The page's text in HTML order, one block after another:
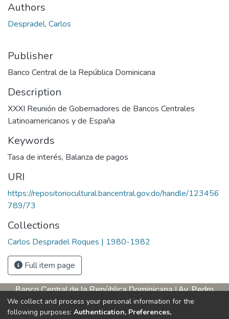
Authors
Despradel, Carlos
Publisher
Banco Central de la República Dominicana
Description
XXXI Reunión de Gobernadores de Bancos Centrales
Latinoamericanos y de España
Keywords
Tasa de interés, Balanza de pagos
URI
https://repositoriocultural.bancentral.gov.do/handle/123456
789/73
Collections
Carlos Despradel Roques | 1980-1982
Full item page
Banco Central de la República Dominicana | Av. Pedro
Henríquez Ureña, esq. Av. Leopoldo Navarro. Antigua sede,
tercer piso
We collect and process your personal information for the
following purposes: Authentication, Preferences,